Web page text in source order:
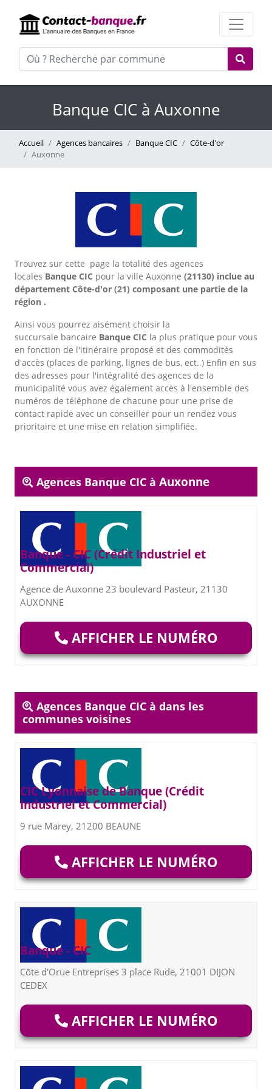
Banque CIC à Auxonne
Accueil Agences bancaires Banque CIC
Côte-d'or
Auxonne
Trouvez sur cette page la totalité des agences
locales Banque CIC pour la ville Auxonne (21130) inclue au
département Côte-d'or (21) composant une partie de la
région .
Ainsi vous pourrez aisément choisir la
succursale bancaire Banque CIC la plus pratique pour vous
en fonction de l'itinéraire proposé et des commodités
d'accès (places de parking, lignes de bus, ect..) Enfin en sus
des adresses pour l'intégralité des agences de la
municipalité vous avez également accès à l'ensemble des
numéros de téléphone de chacune pour une prise de
contact rapide avec un conseiller pour un rendez vous
prioritaire et une mise en relation simplifiée.
Agences Banque CIC à Auxonne
Banque - CIC (Crédit Industriel et
Commercial)
Agence de Auxonne 23 boulevard Pasteur, 21130
AUXONNE
AFFICHER LE NUMÉRO
Agences Banque CIC à dans les
communes voisines
CIC Lyonnaise de Banque (Crédit
Industriel et Commercial)
9 rue Marey, 21200 BEAUNE
AFFICHER LE NUMÉRO
Banque - CIC
Côte d'Orue Entreprises 3 place Rude, 21001 DIJON
CEDEX
AFFICHER LE NUMÉRO